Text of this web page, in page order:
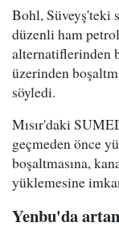
Bohl, Süveyş'teki
düzenli ham
alternatiflerinden
üzerinden
söyledi.
Mısır'daki
geçmeden önce
boşaltmasına,
yüklemesine
Yenbu'da